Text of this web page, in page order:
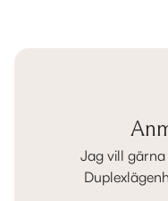
Jag vill